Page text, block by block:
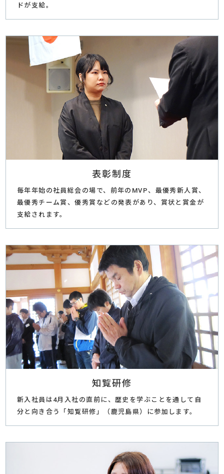
ドが支給。
表彰制度
毎年年始の社員総会の場で、前年のMVP、最優秀新人賞、
最優秀チーム賞、優秀賞などの発表があり、賞状と賞金が
支給されます。
知覧研修
新入社員は4月入社の直前に、歴史を学ぶことを通して自
分と向き合う「知覧研修」（鹿児島県）に参加します。